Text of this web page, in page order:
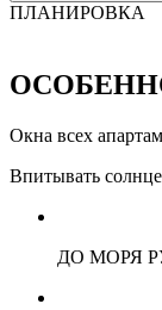
ПЛАНИРОВКА
Окна всех
Впитывать
ДО МОРЯ